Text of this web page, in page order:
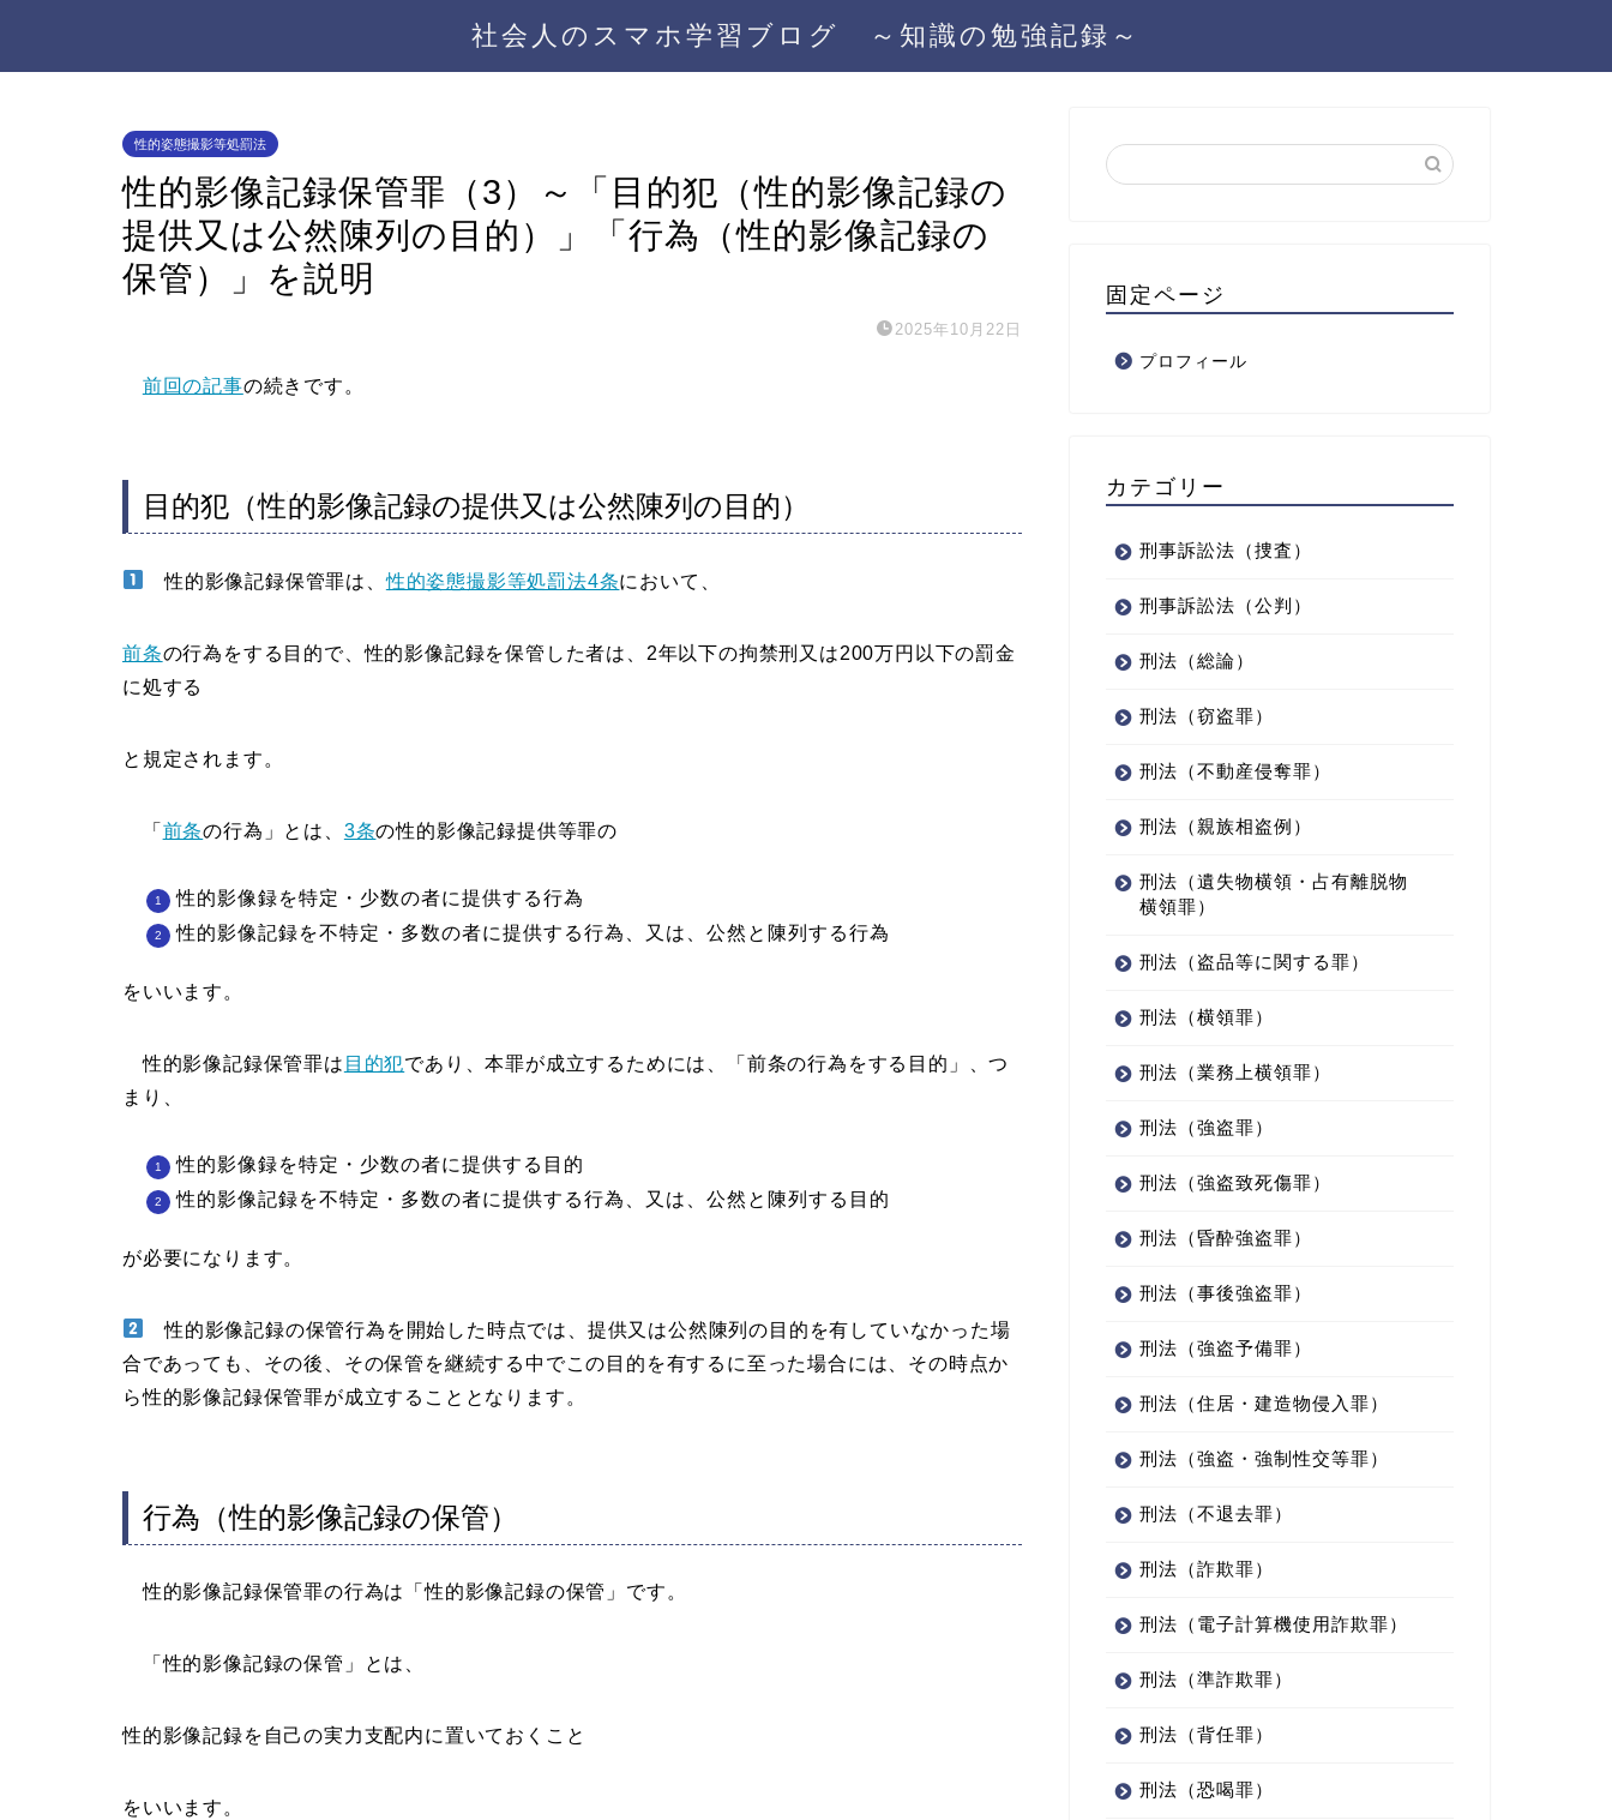
社会人のスマホ学習ブログ ～知識の勉強記録～
性的姿態撮影等処罰法
性的影像記録保管罪（3）～「目的犯（性的影像記録の
提供又は公然陳列の目的）」「行為（性的影像記録の
保管）」を説明
2025年10月22日
前回の記事の続きです。
目的犯（性的影像記録の提供又は公然陳列の目的）
性的影像記録保管罪は、性的姿態撮影等処罰法4条において、
前条の行為をする目的で、性的影像記録を保管した者は、2年以下の拘禁刑又は200万円以下の罰金
に処する
と規定されます。
「 前条の行為」とは、 3条の性的影像記録提供等罪の
性的影像録を特定・少数の者に提供する行為
性的影像記録を不特定・多数の者に提供する行為、又は、公然と陳列する行為
をいいます。
性的影像記録保管罪は 目的犯であり、本罪が成立するためには、「前条の行為をする目的」、つ
まり、
性的影像録を特定・少数の者に提供する目的
性的影像記録を不特定・多数の者に提供する行為、又は、公然と陳列する目的
が必要になります。
性的影像記録の保管行為を開始した時点では、提供又は公然陳列の目的を有していなかった場
合であっても、その後、その保管を継続する中でこの目的を有するに至った場合には、その時点か
ら性的影像記録保管罪が成立することとなります。
行為（性的影像記録の保管）
性的影像記録保管罪の行為は「性的影像記録の保管」です。
「性的影像記録の保管」とは、
性的影像記録を自己の実力支配内に置いておくこと
をいいます。
固定ページ
プロフィール
カテゴリー
刑事訴訟法（捜査）
刑事訴訟法（公判）
刑法（総論）
刑法（窃盗罪）
刑法（不動産侵奪罪）
刑法（親族相盗例）
刑法（遺失物横領・占有離脱物
横領罪）
刑法（盗品等に関する罪）
刑法（横領罪）
刑法（業務上横領罪）
刑法（強盗罪）
刑法（強盗致死傷罪）
刑法（昏酔強盗罪）
刑法（事後強盗罪）
刑法（強盗予備罪）
刑法（住居・建造物侵入罪）
刑法（強盗・強制性交等罪）
刑法（不退去罪）
刑法（詐欺罪）
刑法（電子計算機使用詐欺罪）
刑法（準詐欺罪）
刑法（背任罪）
刑法（恐喝罪）